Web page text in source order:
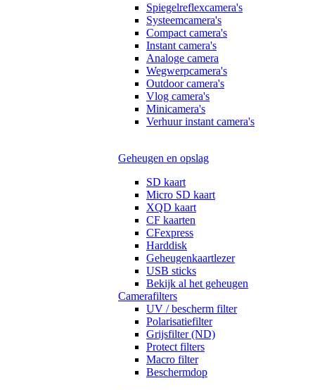
Spiegelreflexcamera's
Systeemcamera's
Compact camera's
Instant camera's
Analoge camera
Wegwerpcamera's
Outdoor camera's
Vlog camera's
Minicamera's
Verhuur instant camera's
Geheugen en opslag
SD kaart
Micro SD kaart
XQD kaart
CF kaarten
CFexpress
Harddisk
Geheugenkaartlezer
USB sticks
Bekijk al het geheugen
Camerafilters
UV / bescherm filter
Polarisatiefilter
Grijsfilter (ND)
Protect filters
Macro filter
Beschermdop